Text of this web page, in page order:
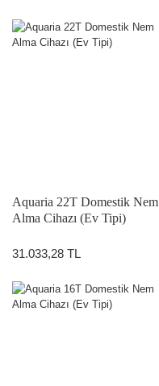
Aquaria 22T Domestik Nem
Alma Cihazı (Ev Tipi)
31.033,28 TL